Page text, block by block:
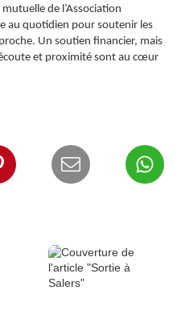
mutuelle de l’Association
au quotidien pour soutenir les
Un soutien financier, mais
et proximité sont au cœur